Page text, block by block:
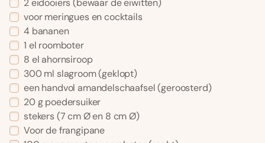
2 eidooiers (bewaar de eiwitten)
voor meringues en cocktails
4 bananen
1 el roomboter
8 el ahornsiroop
300 ml slagroom (geklopt)
een handvol amandelschaafsel (geroosterd)
20 g poedersuiker
stekers (7 cm Ø en 8 cm Ø)
Voor de frangipane